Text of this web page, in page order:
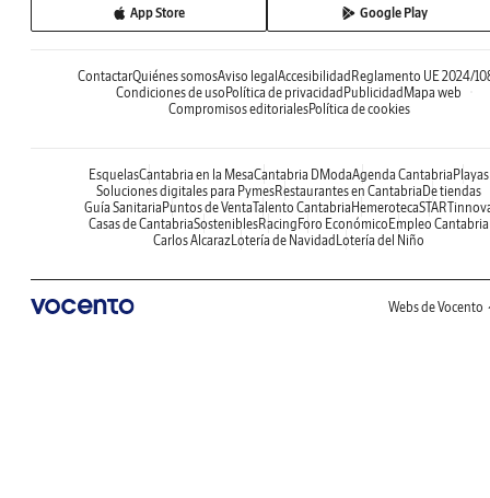
App Store Google Play
ContactarQuiénes somosAviso legalAccesibilidadReglamento UE 2024/
Condiciones de usoPolítica de privacidadPublicidadMapa web
Compromisos editorialesPolítica de cookies
EsquelasCantabria en la MesaCantabria DModaAgenda CantabriaPlayas
Soluciones digitales para PymesRestaurantes en CantabriaDe tiendas
Guía SanitariaPuntos de VentaTalento CantabriaHemeroteca
Casas de CantabriaSosteniblesRacingForo EconómicoEmpleo Cantabria
Carlos AlcarazLotería de NavidadLotería del Niño
Webs de Vocento